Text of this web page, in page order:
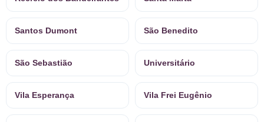
Santos Dumont São Benedito
São Sebastião Universitário
Vila Esperança Vila Frei Eugênio